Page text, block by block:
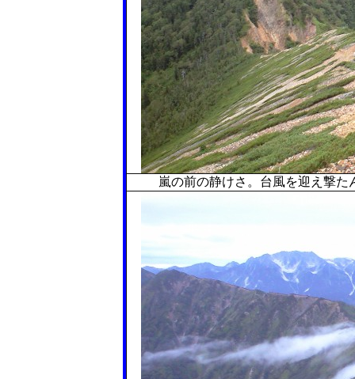
嵐の前の静けさ。台風を迎え撃